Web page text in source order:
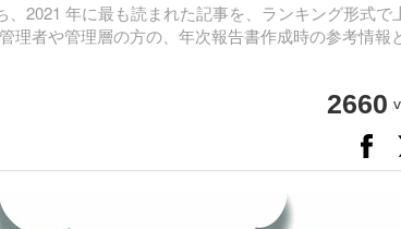
2021 年に最も読まれた記事を、ランキング形式で
理者や管理層の方の、年次報告書作成時の参考情報
2660